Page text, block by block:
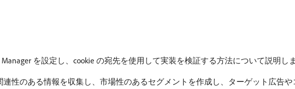
Manager を設定し、cookie の宛先を使用して実装を検証する方法について説明しま
性のある情報を収集し、市場性のあるセグメントを作成し、ターゲット広告